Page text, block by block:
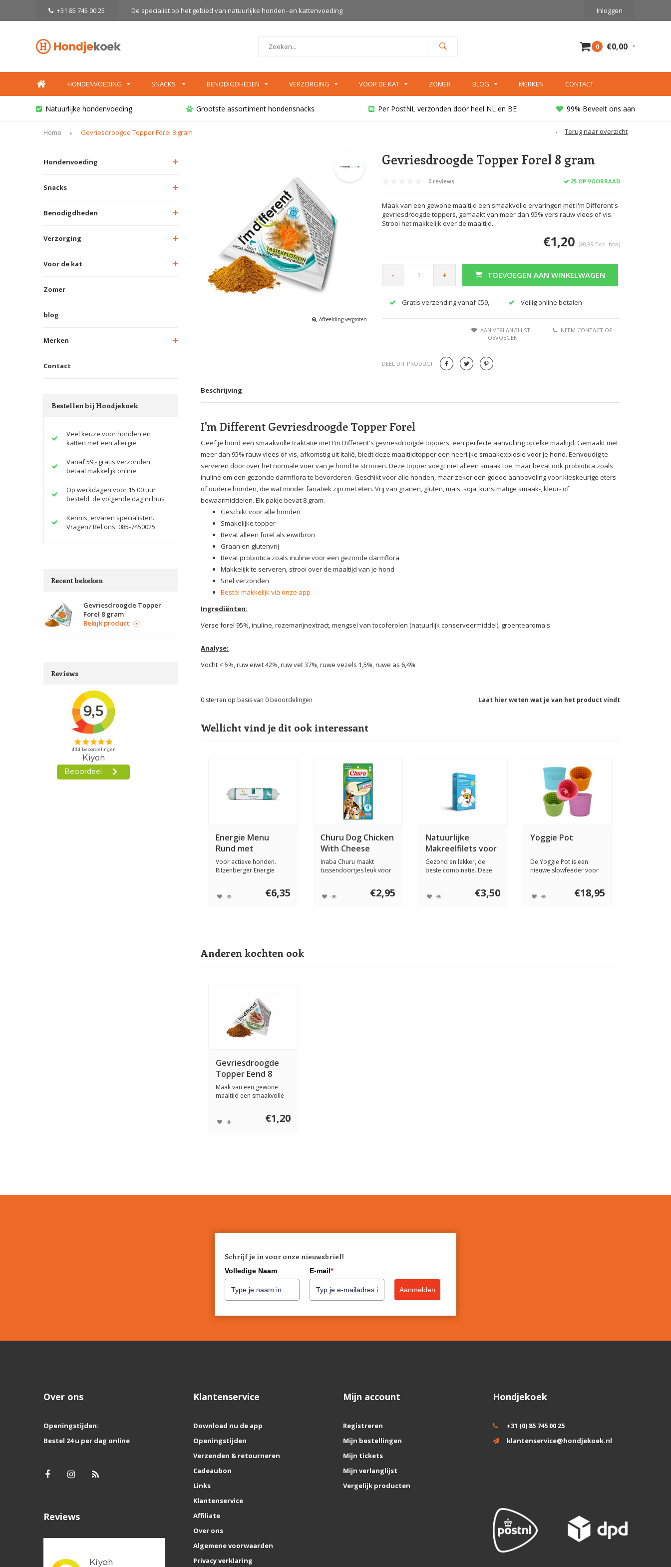
+31 85 745 00 25 De specialist op het gebied van natuurlijke honden- en kattenvoeding Inloggen
0 €0,00
HONDENVOEDING SNACKS BENODIGDHEDEN VERZORGING VOOR DE KAT ZOMER BLOG MERKEN CONTACT
Natuurlijke hondenvoeding Grootste assortiment hondensnacks Per PostNL verzonden door heel NL en BE 99% Beveelt ons aan
Home Gevriesdroogde Topper Forel 8 gram Terug naar overzicht
Hondenvoeding
Snacks
Benodigdheden
Verzorging
Voor de kat
Zomer
blog
Merken
Contact
Bestellen bij Hondjekoek
Veel keuze voor honden en
katten met een allergie
Vanaf 59,- gratis verzonden,
betaal makkelijk online
Op werkdagen voor 15.00 uur
besteld, de volgende dag in huis
Kennis, ervaren specialisten.
Vragen? Bel ons: 085-7450025
Recent bekeken
Gevriesdroogde Topper
Forel 8 gram
Bekijk product
Reviews
Afbeelding vergroten
Gevriesdroogde Topper Forel 8 gram
0 reviews 25 OP VOORRAAD
Maak van een gewone maaltijd een smaakvolle ervaringen met I'm Different's
gevriesdroogde toppers, gemaakt van meer dan 95% vers rauw vlees of vis.
Strooi het makkelijk over de maaltijd.
€1,20 (€0,99 Excl. btw)
- + TOEVOEGEN AAN WINKELWAGEN
Gratis verzending vanaf €59,- Veilig online betalen
AAN VERLANGLIJST
TOEVOEGEN
NEEM CONTACT OP
DEEL DIT PRODUCT
Beschrijving
I'm Different Gevriesdroogde Topper Forel
Geef je hond een smaakvolle traktatie met I'm Different's gevriesdroogde toppers, een perfecte aanvulling op elke maaltijd. Gemaakt met
meer dan 95% rauw vlees of vis, afkomstig uit Italië, biedt deze maaltijdtopper een heerlijke smaakexplosie voor je hond. Eenvoudig te
serveren door over het normale voer van je hond te strooien. Deze topper voegt niet alleen smaak toe, maar bevat ook probiotica zoals
inuline om een gezonde darmflora te bevorderen. Geschikt voor alle honden, maar zeker een goede aanbeveling voor kieskeurige eters
of oudere honden, die wat minder fanatiek zijn met eten. Vrij van granen, gluten, maïs, soja, kunstmatige smaak-, kleur- of
bewaarmiddelen. Elk pakje bevat 8 gram.
Geschikt voor alle honden
Smakelijke topper
Bevat alleen forel als eiwitbron
Graan en glutenvrij
Bevat probiotica zoals inuline voor een gezonde darmflora
Makkelijk te serveren, strooi over de maaltijd van je hond
Snel verzonden
Bestel makkelijk via onze app
Ingrediënten:
Verse forel 95%, inuline, rozemarijnextract, mengsel van tocoferolen (natuurlijk conserveermiddel), groentearoma's.
Analyse:
Vocht < 5%, ruw eiwit 42%, ruw vet 37%, ruwe vezels 1,5%, ruwe as 6,4%
Laat hier weten wat je van het product vindt
0 sterren op basis van 0 beoordelingen
Wellicht vind je dit ook interessant
Energie Menu
Rund met
Havermout 2 x 400
gram
Voor actieve honden.
Ritzenberger Energie
€6,35
Churu Dog Chicken
With Cheese
Inaba Churu maakt
tussendoortjes leuk voor
€2,95
Natuurlijke
Makreelfilets voor
de hond 120 gram
Gezond en lekker, de
beste combinatie. Deze
€3,50
Yoggie Pot
De Yoggie Pot is een
nieuwe slowfeeder voor
€18,95
Anderen kochten ook
Gevriesdroogde
Topper Eend 8
gram
Maak van een gewone
maaltijd een smaakvolle
€1,20
Schrijf je in voor onze nieuwsbrief!
Volledige Naam E-mail*
Aanmelden
Over ons
Openingstijden:
Bestel 24 u per dag online
Reviews
Klantenservice
Download nu de app
Openingstijden
Verzenden & retourneren
Cadeaubon
Links
Klantenservice
Affiliate
Over ons
Algemene voorwaarden
Privacy verklaring
Mijn account
Registreren
Mijn bestellingen
Mijn tickets
Mijn verlanglijst
Vergelijk producten
Hondjekoek
+31 (0) 85 745 00 25
klantenservice@hondjekoek.nl